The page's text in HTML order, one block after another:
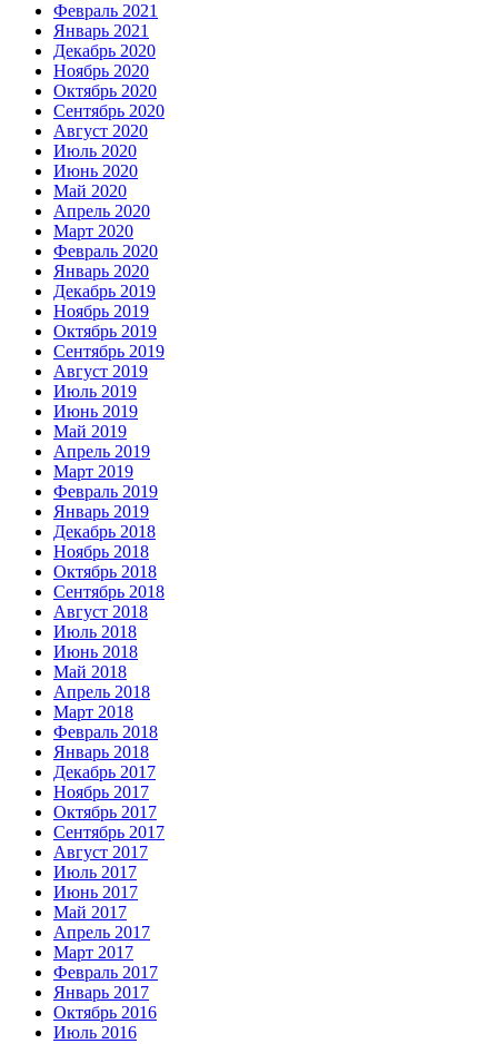
Февраль 2021
Январь 2021
Декабрь 2020
Ноябрь 2020
Октябрь 2020
Сентябрь 2020
Август 2020
Июль 2020
Июнь 2020
Май 2020
Апрель 2020
Март 2020
Февраль 2020
Январь 2020
Декабрь 2019
Ноябрь 2019
Октябрь 2019
Сентябрь 2019
Август 2019
Июль 2019
Июнь 2019
Май 2019
Апрель 2019
Март 2019
Февраль 2019
Январь 2019
Декабрь 2018
Ноябрь 2018
Октябрь 2018
Сентябрь 2018
Август 2018
Июль 2018
Июнь 2018
Май 2018
Апрель 2018
Март 2018
Февраль 2018
Январь 2018
Декабрь 2017
Ноябрь 2017
Октябрь 2017
Сентябрь 2017
Август 2017
Июль 2017
Июнь 2017
Май 2017
Апрель 2017
Март 2017
Февраль 2017
Январь 2017
Октябрь 2016
Июль 2016